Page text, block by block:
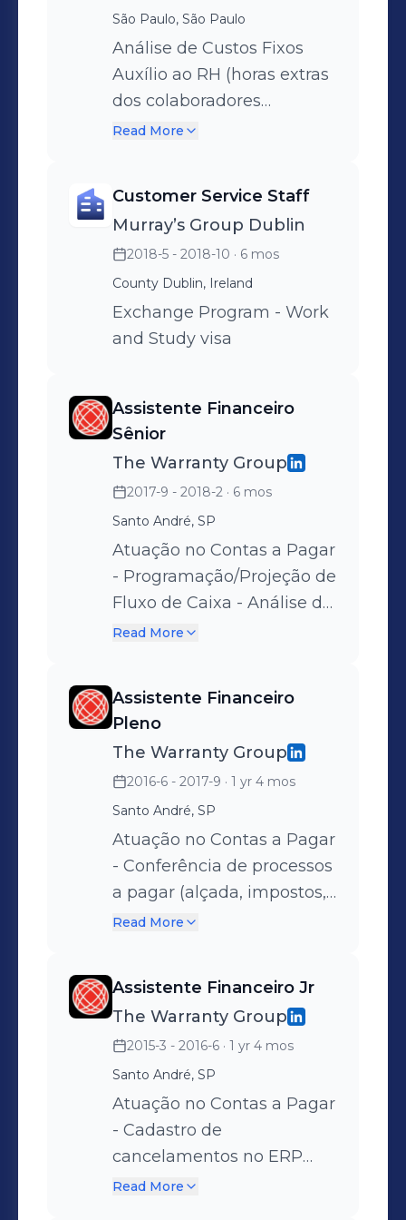
validação de solicitações
de garantias veterinárias; -
Tratativa e intermediação
entre clientes e heróis
durante uma possível ou
segurança do pet.
São Paulo, São Paulo
Análise de Custos Fixos
Auxílio ao RH (horas extras
dos colaboradores
externos, planilhas de
Read More
Customer Service Staff
Murray’s Group Dublin
2018-5 - 2018-10 · 6 mos
County Dublin, Ireland
Exchange Program - Work
and Study visa
Assistente Financeiro
Sênior
The Warranty Group
2017-9 - 2018-2 · 6 mos
Santo André, SP
Atuação no Contas a Pagar
- Programação/Projeção de
Fluxo de Caixa - Análise de
Aging - Análise de
processos em atraso -
Cálculo e pagamento de
IOF - Resolução de
problemas relacionados ao
Fechamento Mensal -
Treinamento de
colaboradores - Contato
com TI da matriz
americana para resolver
atividades operacionais da
área
Read More
Assistente Financeiro
Pleno
The Warranty Group
2016-6 - 2017-9 · 1 yr 4 mos
Santo André, SP
Atuação no Contas a Pagar
- Conferência de processos
a pagar (alçada, impostos,
prazos de pagamento) -
Peoplesoft ou JDE
Edwards - Conciliação de
sinistros a pagar -
Conciliação bancária no
bankline - Atualização do
Fluxo de Caixa - Baixa de
pagamentos - Suporte à
auditoria interna -
Read More
Assistente Financeiro Jr
The Warranty Group
2015-3 - 2016-6 · 1 yr 4 mos
Santo André, SP
Atuação no Contas a Pagar
- Cadastro de
cancelamentos no ERP
JDE Edwards -
Read More